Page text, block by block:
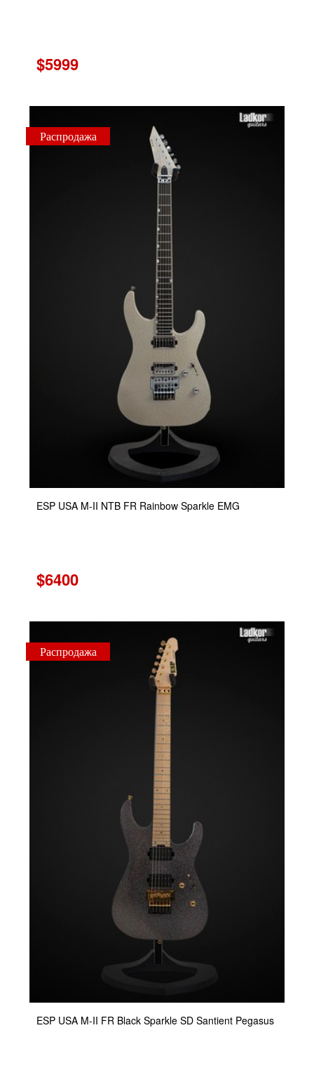
$5999
Распродажа
ESP USA M-II NTB FR Rainbow Sparkle EMG
$6400
Распродажа
ESP USA M-II FR Black Sparkle SD Santient Pegasus